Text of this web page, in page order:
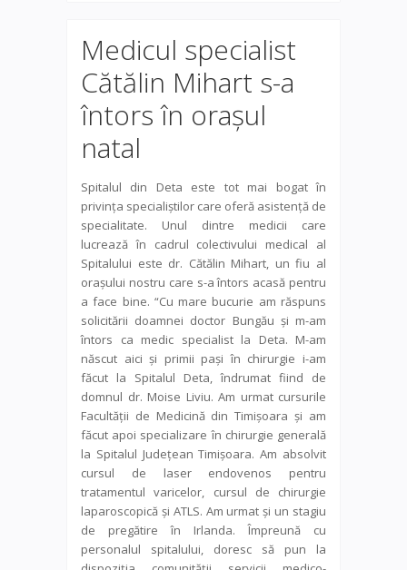
Medicul specialist
Cătălin Mihart s-a
întors în orașul
natal
Spitalul din Deta este tot mai bogat în
privința specialiștilor care oferă asistență de
specialitate. Unul dintre medicii care
lucrează în cadrul colectivului medical al
Spitalului este dr. Cătălin Mihart, un fiu al
orașului nostru care s-a întors acasă pentru
a face bine. “Cu mare bucurie am răspuns
solicitării doamnei doctor Bungău și m-am
întors ca medic specialist la Deta. M-am
născut aici și primii pași în chirurgie i-am
făcut la Spitalul Deta, îndrumat fiind de
domnul dr. Moise Liviu. Am urmat cursurile
Facultății de Medicină din Timișoara și am
făcut apoi specializare în chirurgie generală
la Spitalul Județean Timișoara. Am absolvit
cursul de laser endovenos pentru
tratamentul varicelor, cursul de chirurgie
laparoscopică și ATLS. Am urmat și un stagiu
de pregătire în Irlanda. Împreună cu
personalul spitalului, doresc să pun la